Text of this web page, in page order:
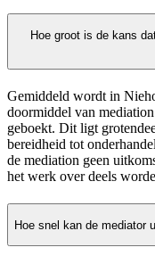
Hoe groot is de kans
Gemiddeld wordt in
doormiddel van
geboekt. Dit ligt
bereidheid tot
de mediation geen
het werk over deels
Hoe snel kan de mediator